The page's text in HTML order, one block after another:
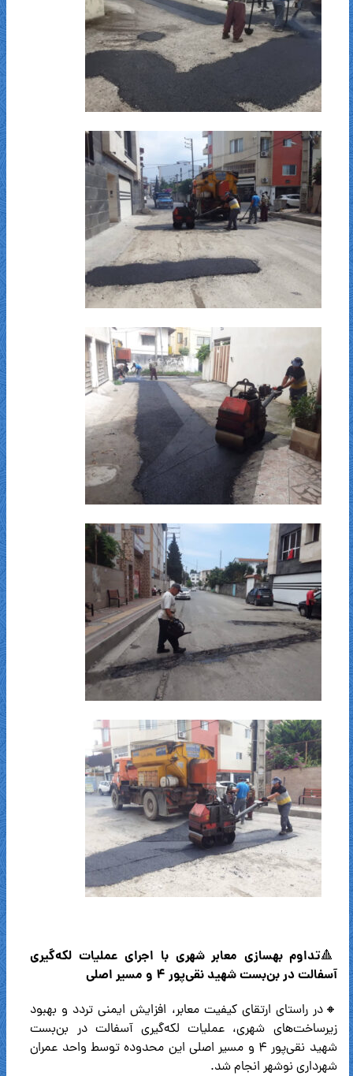
🔺تداوم بهسازی معابر شهری با اجرای عملیات لکه‌گیری
آسفالت در بن‌بست شهید نقی‌پور ۴ و مسیر اصلی
🔸در راستای ارتقای کیفیت معابر، افزایش ایمنی تردد و بهبود
زیرساخت‌های شهری، عملیات لکه‌گیری آسفالت در بن‌بست
شهید نقی‌پور ۴ و مسیر اصلی این محدوده توسط واحد عمران
شهرداری نوشهر انجام شد.